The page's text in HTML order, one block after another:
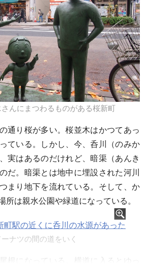
んにまつわるものがある桜新町
通り桜が多い。桜並木はかつてあっ
ている。しかし、今、呑川（のみか
実はあるのだけれど、暗渠（あんき
だ。暗渠とは地中に埋設された河川
まり地下を流れている。そして、か
所は親水公園や緑道になっている。
ナツの間の道をいく
根になっている。横道に入るとゆっ